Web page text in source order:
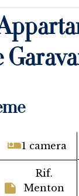
1 camera
Rif.
Menton